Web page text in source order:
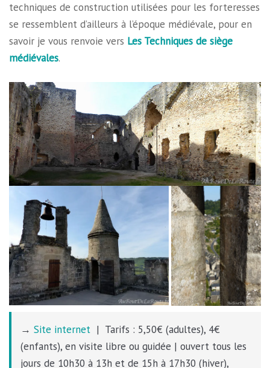
techniques de construction utilisées pour les forteresses
se ressemblent d’ailleurs à l’époque médiévale, pour en
savoir je vous renvoie vers Les Techniques de siège
médiévales.
→ Site internet | Tarifs : 5,50€ (adultes), 4€
(enfants), en visite libre ou guidée | ouvert tous les
jours de 10h30 à 13h et de 15h à 17h30 (hiver),